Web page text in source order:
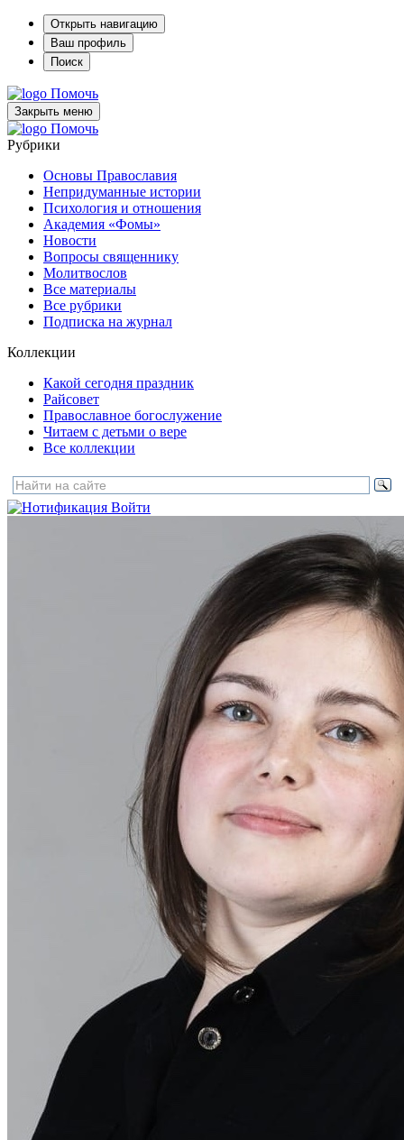
Открыть навигацию
Ваш профиль
Поиск
Помочь
Закрыть меню
Помочь
Рубрики
Основы Православия
Непридуманные истории
Психология и отношения
Академия «Фомы»
Новости
Вопросы священнику
Молитвослов
Все материалы
Все рубрики
Подписка на журнал
Коллекции
Какой сегодня праздник
Райсовет
Православное богослужение
Читаем с детьми о вере
Все коллекции
Войти